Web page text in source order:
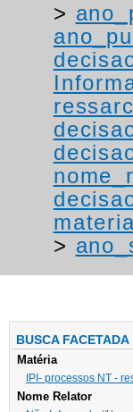
>
>
BUSCA FACETADA
Matéria
IPI- processos NT -
Nome Relator